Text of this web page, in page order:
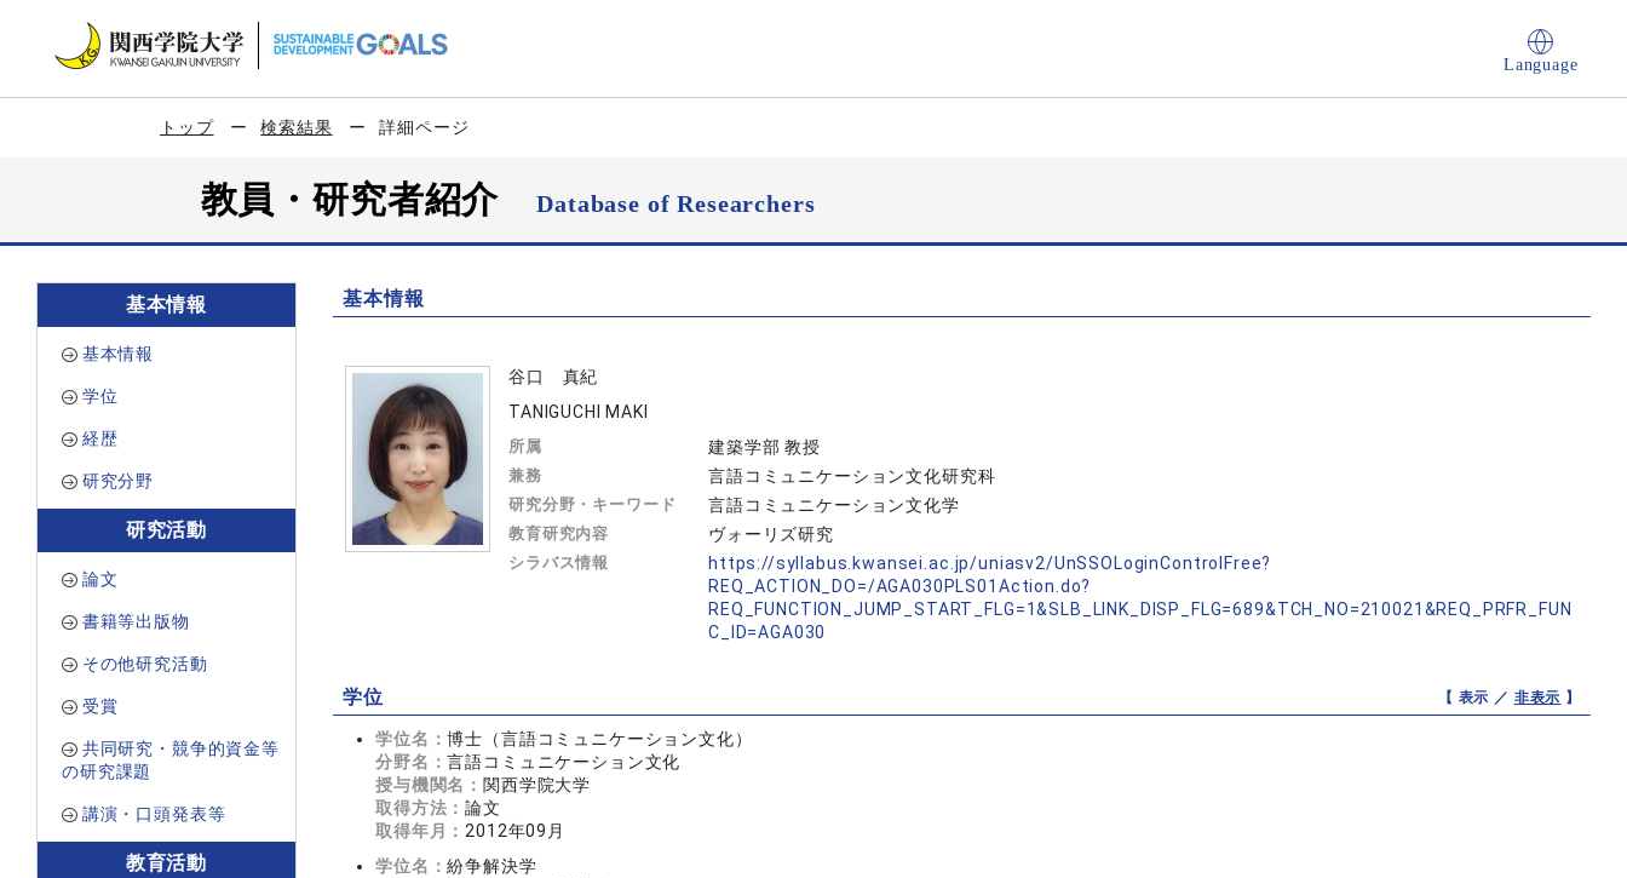
Language
トップ 検索結果 詳細ページ
教員・研究者紹介Database of Researchers
基本情報
基本情報
学位
経歴
研究分野
研究活動
論文
書籍等出版物
その他研究活動
受賞
共同研究・競争的資金等
の研究課題
講演・口頭発表等
教育活動
基本情報
谷口 真紀
TANIGUCHI MAKI
所属 建築学部 教授
兼務 言語コミュニケーション文化研究科
研究分野・キーワード 言語コミュニケーション文化学
教育研究内容 ヴォーリズ研究
シラバス情報
https://syllabus.kwansei.ac.jp/uniasv2/UnSSOLoginControlFree?
REQ_ACTION_DO=/AGA030PLS01Action.do?
REQ_FUNCTION_JUMP_START_FLG=1&SLB_LINK_DISP_FLG=689&TCH_NO=210021&REQ_PRFR_FUN
C_ID=AGA030
学位 【 表示 ／ 非表示 】
学位名：博士（言語コミュニケーション文化）
分野名：言語コミュニケーション文化
授与機関名： 関西学院大学
取得方法：論文
取得年月： 2012年09月
学位名：紛争解決学